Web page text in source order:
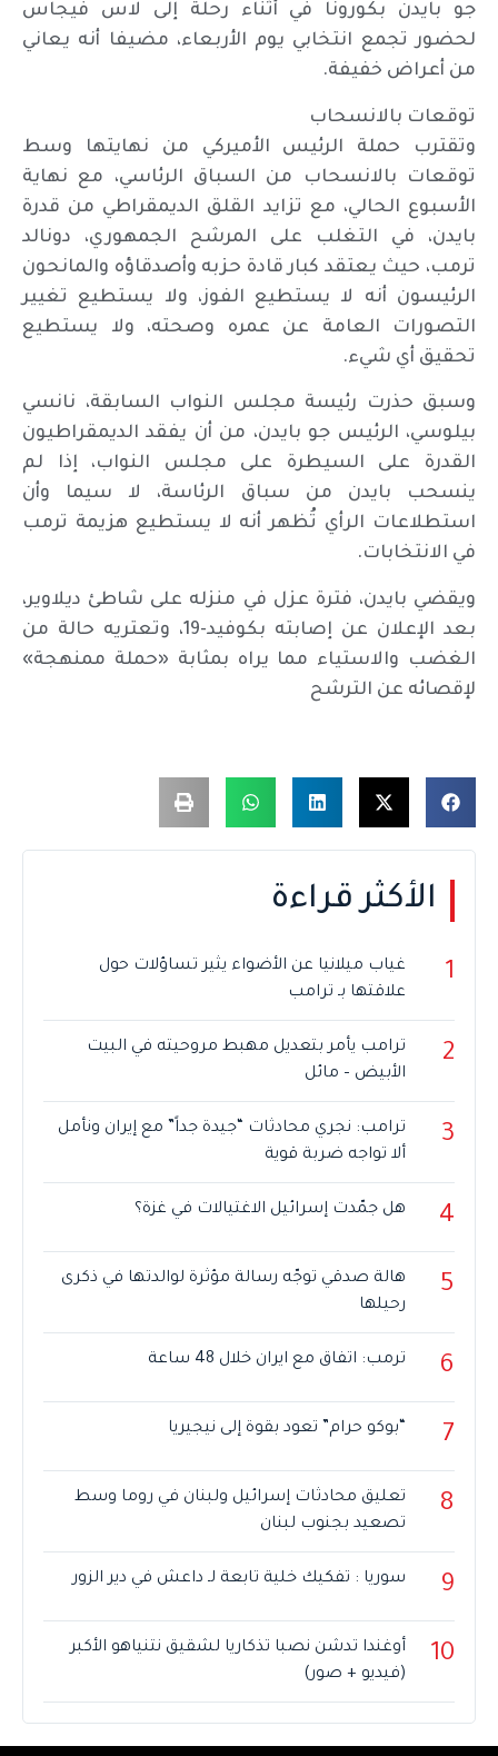
جو بايدن بكورونا في أثناء رحلة إلى لاس فيجاس
لحضور تجمع انتخابي يوم الأربعاء، مضيفا أنه يعاني
من أعراض خفيفة.
توقعات بالانسحاب
وتقترب حملة الرئيس الأميركي من نهايتها وسط
توقعات بالانسحاب من السباق الرئاسي، مع نهاية
الأسبوع الحالي، مع تزايد القلق الديمقراطي من قدرة
بايدن، في التغلب على المرشح الجمهوري، دونالد
ترمب، حيث يعتقد كبار قادة حزبه وأصدقاؤه والمانحون
الرئيسون أنه لا يستطيع الفوز، ولا يستطيع تغيير
التصورات العامة عن عمره وصحته، ولا يستطيع
تحقيق أي شيء.
وسبق حذرت رئيسة مجلس النواب السابقة، نانسي
بيلوسي، الرئيس جو بايدن، من أن يفقد الديمقراطيون
القدرة على السيطرة على مجلس النواب، إذا لم
ينسحب بايدن من سباق الرئاسة، لا سيما وأن
استطلاعات الرأي تُظهر أنه لا يستطيع هزيمة ترمب
في الانتخابات.
ويقضي بايدن، فترة عزل في منزله على شاطئ ديلاوير،
بعد الإعلان عن إصابته بكوفيد-19، وتعتريه حالة من
الغضب والاستياء مما يراه بمثابة «حملة ممنهجة»
لإقصائه عن الترشح
الأكثر قراءة
1
غياب ميلانيا عن الأضواء يثير تساؤلات حول
علاقتها بـ ترامب
2
ترامب يأمر بتعديل مهبط مروحيته في البيت
الأبيض – مائل
3
ترامب: نجري محادثات “جيدة جداً” مع إيران ونأمل
ألا تواجه ضربة قوية
4 هل جمّدت إسرائيل الاغتيالات في غزة؟
5
هالة صدقي توجّه رسالة مؤثرة لوالدتها في ذكرى
رحيلها
6 ترمب: اتفاق مع ايران خلال 48 ساعة
7 “بوكو حرام” تعود بقوة إلى نيجيريا
8
تعليق محادثات إسرائيل ولبنان في روما وسط
تصعيد بجنوب لبنان
9 سوريا : تفكيك خلية تابعة لـ داعش في دير الزور
10
أوغندا تدشن نصبا تذكاريا لشقيق نتنياهو الأكبر
(فيديو + صور)